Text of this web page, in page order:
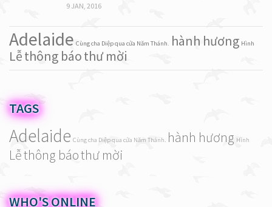
9 JAN, 2016
Adelaide Cùng cha Diệp qua cửa Năm Thánh. hành hương Hình
Lễthông báothư mời
TAGS
Adelaide Cùng cha Diệp qua cửa Năm Thánh. hành hương Hình
Lễthông báothư mời
WHO'S ONLINE